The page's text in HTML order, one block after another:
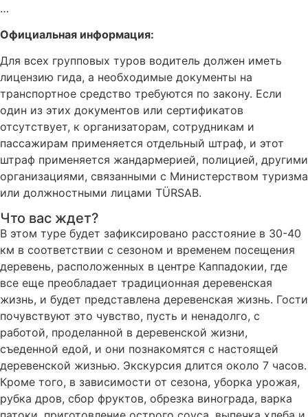
…
Официальная информация:
Для всех групповых туров водитель должен иметь
лицензию гида, а необходимые документы на
транспортное средство требуются по закону. Если
один из этих документов или сертификатов
отсутствует, к организаторам, сотрудникам и
пассажирам применяется отдельный штраф, и этот
штраф применяется жандармерией, полицией, другими
организациями, связанными с Министерством туризма
или должностными лицами TÜRSAB.
Что вас ждет?
В этом туре будет зафиксировано расстояние в 30-40
км в соответствии с сезоном и временем посещения
деревень, расположенных в центре Каппадокии, где
все еще преобладает традиционная деревенская
жизнь, и будет представлена деревенская жизнь. Гости
почувствуют это чувство, пусть и ненадолго, с
работой, проделанной в деревенской жизни,
съеденной едой, и они познакомятся с настоящей
деревенской жизнью. Экскурсия длится около 7 часов.
Кроме того, в зависимости от сезона, уборка урожая,
рубка дров, сбор фруктов, обрезка винограда, варка